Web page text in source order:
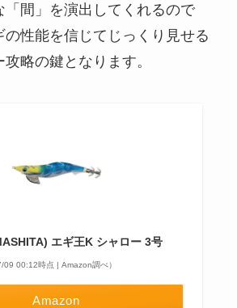
間」を演出してくれるので
性能を信じてじっくり見せる
略の鍵となります。
エギ王K シャロー 3号
09 00:12時点 | Amazon調べ）
Amazon